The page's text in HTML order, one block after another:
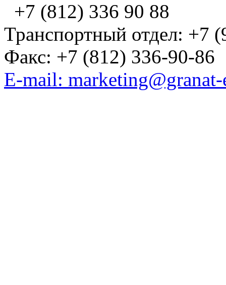
+7 (812) 336 90 88
Транспортный отдел: +7
Факс: +7 (812) 336-90-86
E-mail: